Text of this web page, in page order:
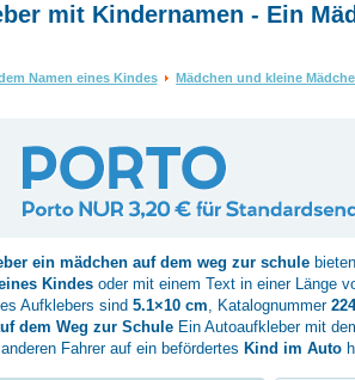
mit Kindernamen - Ein
Namen eines Kindes Mädchen und kleine
ein mädchen auf dem weg zur schule
Kindesoder mit einem Text in einer Länge
Aufklebers sind 5.1×10 cm, Katalognummer
dem Weg zur SchuleEin Autoaufkleber mit
Fahrer auf ein befördertes Kind im Auto